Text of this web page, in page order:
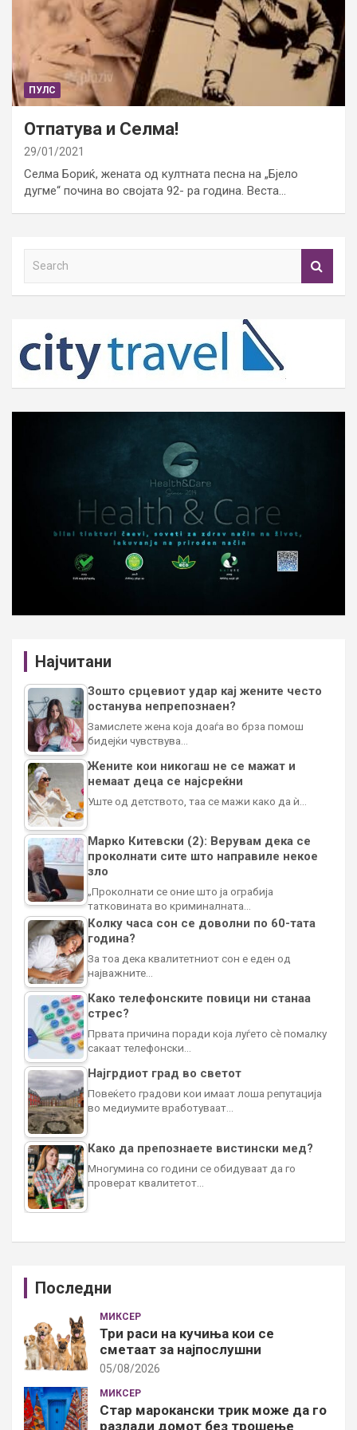
ПУЛС
Отпатува и Селма!
29/01/2021
Селма Бориќ, жената од култната песна на „Бјело
дугме“ почина во својата 92- ра година. Веста…
h
Најчитани
Зошто срцевиот удар кај жените често
останува непрепознаен?
Замислете жена која доаѓа во брза помош
бидејќи чувствува…
Жените кои никогаш не се мажат и
немаат деца се најсреќни
Уште од детството, таа се мажи како да ѝ…
Марко Китевски (2): Верувам дека се
проколнати сите што направиле некое
зло
„Проколнати се оние што ја ограбија
татковината во криминалната…
Колку часа сон се доволни по 60-тата
година?
За тоа дека квалитетниот сон е еден од
најважните…
Како телефонските повици ни станаа
стрес?
Првата причина поради која луѓето сè помалку
сакаат телефонски…
Најгрдиот град во светот
Повеќето градови кои имаат лоша репутација
во медиумите вработуваат…
Како да препознаете вистински мед?
Многумина со години се обидуваат да го
проверат квалитетот…
Последни
МИКСЕР
Три раси на кучиња кои се
сметаат за најпослушни
05/08/2026
МИКСЕР
Стар марокански трик може да го
разлади домот без трошење